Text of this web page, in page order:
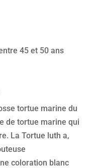
45 et 50 ans
tortue marine du
de tortue marine qui
La Tortue luth a,
coloration blanc